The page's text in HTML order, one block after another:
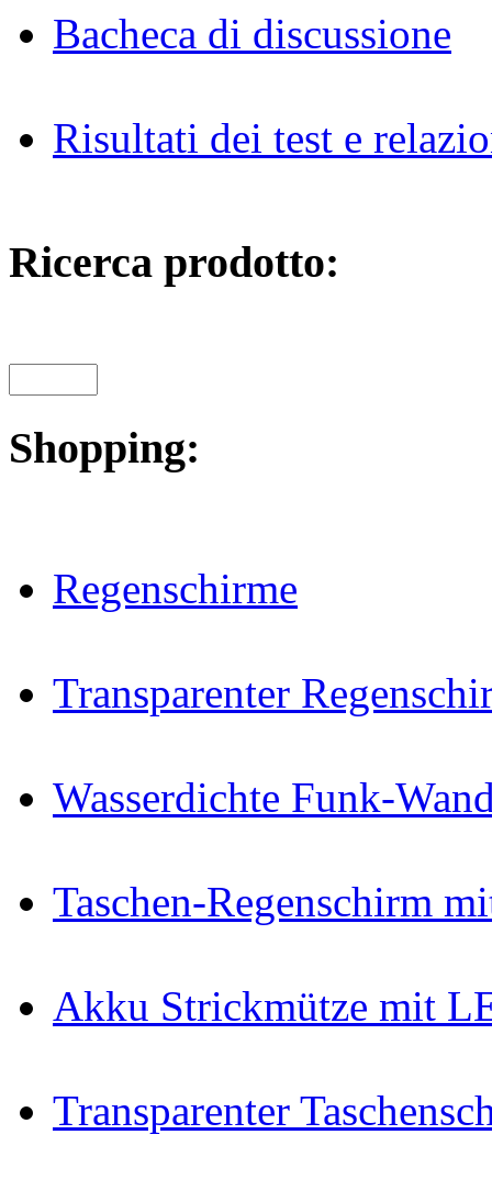
Bacheca di discussione
Risultati dei test e
Ricerca prodotto:
Shopping:
Regenschirme
Transparenter
Wasserdichte Funk-
Taschen-Regenschirm
Akku Strickmütze mit
Transparenter